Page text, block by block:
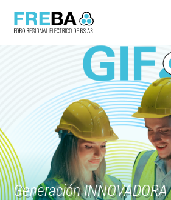
Generación INNOVADORA